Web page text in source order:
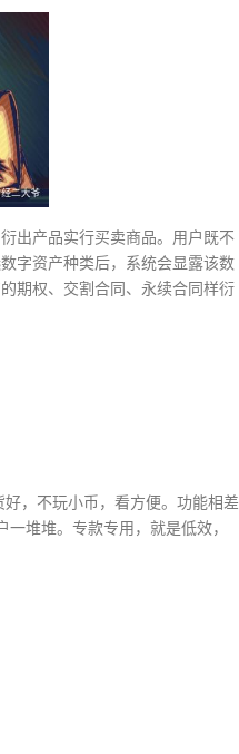
出产品实行买卖商品。用户既不
字资产种类后，系统会显露该数
期权、交割合同、永续合同样衍
，不玩小币，看方便。功能相差
堆堆。专款专用，就是低效，